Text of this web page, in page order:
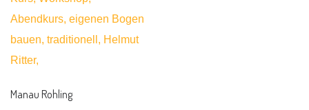
Manau Rohling